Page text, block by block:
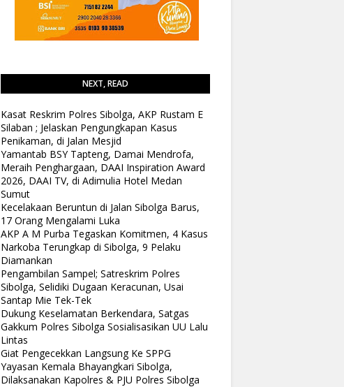
NEXT, READ
Kasat Reskrim Polres Sibolga, AKP Rustam E
Silaban ; Jelaskan Pengungkapan Kasus
Penikaman, di Jalan Mesjid
Yamantab BSY Tapteng, Damai Mendrofa,
Meraih Penghargaan, DAAI Inspiration Award
2026, DAAI TV, di Adimulia Hotel Medan
Sumut
Kecelakaan Beruntun di Jalan Sibolga Barus,
17 Orang Mengalami Luka
AKP A M Purba Tegaskan Komitmen, 4 Kasus
Narkoba Terungkap di Sibolga, 9 Pelaku
Diamankan
Pengambilan Sampel; Satreskrim Polres
Sibolga, Selidiki Dugaan Keracunan, Usai
Santap Mie Tek-Tek
Dukung Keselamatan Berkendara, Satgas
Gakkum Polres Sibolga Sosialisasikan UU Lalu
Lintas
Giat Pengecekkan Langsung Ke SPPG
Yayasan Kemala Bhayangkari Sibolga,
Dilaksanakan Kapolres & PJU Polres Sibolga